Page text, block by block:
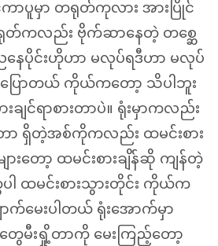
ပူမှာ တရုတ်ကုလား အားပြိုင်
လည်း ဗိုက်ဆာနေတဲ့ တစ္ဆေ
ေပိုင်းဟိုဟာ မလုပ်ရဒီဟာ မလုပ်
ြောတယ် ကိုယ်ကတော့ သိပါဘူး
ျင်ရာစားတာပဲ။ ရုံးမှာကလည်း
ရှိတဲ့အစ်ကိုကလည်း ထမင်းစား
းတော့ ထမင်းစားချိန်ဆို ကျန်တဲ့
ထမင်းစားသွားတိုင်း ကိုယ်က
က်မေးပါတယ် ရုံးအောက်မှာ
ေမီးရှို့တာကို မေးကြည့်တော့